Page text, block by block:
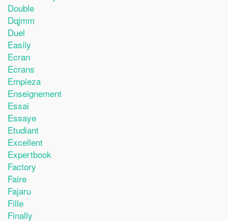
Double
Dqjmm
Duel
Easily
Ecran
Ecrans
Empieza
Enseignement
Essai
Essaye
Etudiant
Excellent
Expertbook
Factory
Faire
Fajaru
Fille
Finally